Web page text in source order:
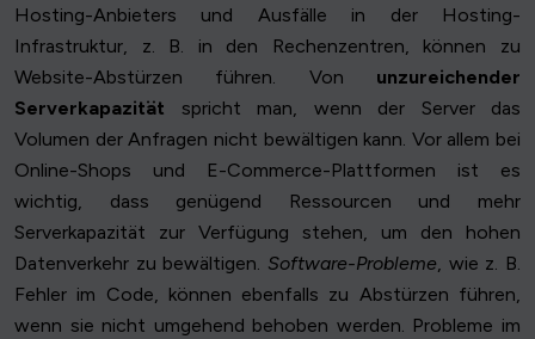
Hosting-Anbieters und Ausfälle in der Hosting-
Infrastruktur, z. B. in den Rechenzentren, können zu
Website-Abstürzen führen. Von unzureichender
Serverkapazität spricht man, wenn der Server das
Volumen der Anfragen nicht bewältigen kann. Vor allem bei
Online-Shops und E-Commerce-Plattformen ist es
wichtig, dass genügend Ressourcen und mehr
Serverkapazität zur Verfügung stehen, um den hohen
Datenverkehr zu bewältigen. Software-Probleme, wie z. B.
Fehler im Code, können ebenfalls zu Abstürzen führen,
wenn sie nicht umgehend behoben werden. Probleme im